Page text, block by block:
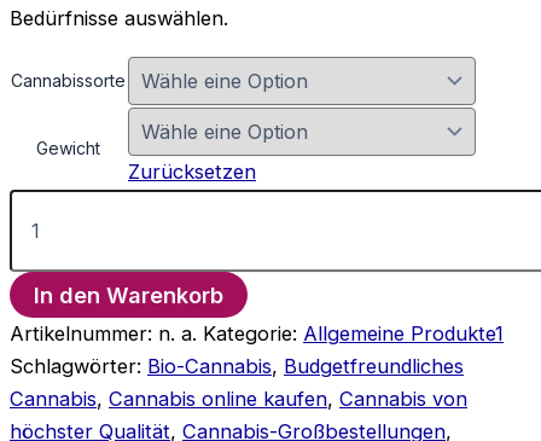
Bedürfnisse auswählen.
Cannabissorte
Gewicht
Zurücksetzen
Cannabis
Menge
In den Warenkorb
Artikelnummer: n. a. Kategorie: Allgemeine Produkte1
Schlagwörter: Bio-Cannabis, Budgetfreundliches
Cannabis, Cannabis online kaufen, Cannabis von
höchster Qualität, Cannabis-Großbestellungen,